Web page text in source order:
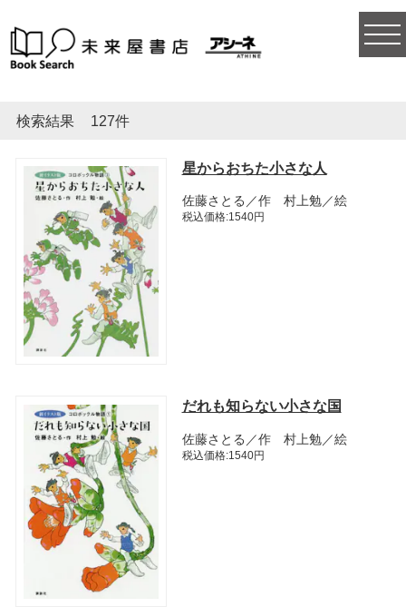
検索結果 127件
星からおちた小さな人
佐藤さとる／作 村上勉／絵
税込価格:1540円
だれも知らない小さな国
佐藤さとる／作 村上勉／絵
税込価格:1540円